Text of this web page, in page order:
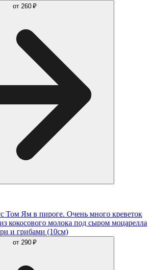
от 260 ₽
Том Ям в пироге. Очень много креветок
кокосового молока под сыром моцарелла
и грибами (10см)
от 290 ₽